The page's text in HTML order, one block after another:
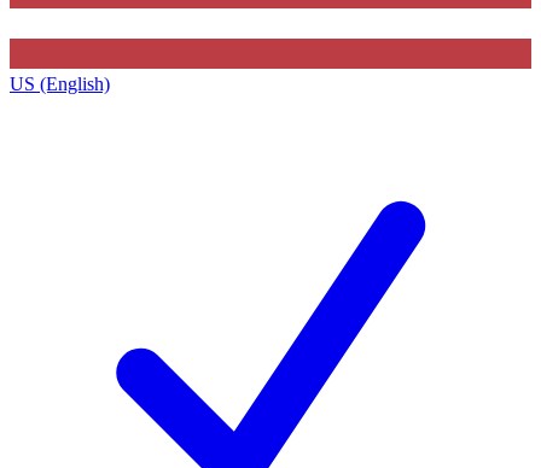
US (English)